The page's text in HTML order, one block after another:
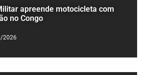
apreende motocicleta com
no Congo
2026